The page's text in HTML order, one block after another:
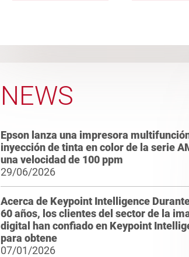
NEWS
Epson lanza una impresora
inyección de tinta en color de la serie
una velocidad de 100 ppm
29/06/2026
Acerca de Keypoint Intelligence
60 años, los clientes del sector de la
digital han confiado en Keypoint
para obtene
07/01/2026